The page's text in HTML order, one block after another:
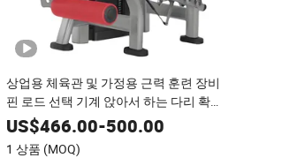
상업용 체육관 및 가정용 근력 훈련 장비
핀 로드 선택 기계 앉아서 하는 다리 확장
기계
US$466.00-500.00
1 상품 (MOQ)